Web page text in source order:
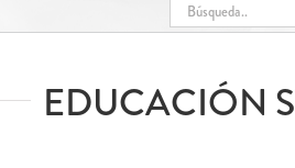
EDUCACIÓN